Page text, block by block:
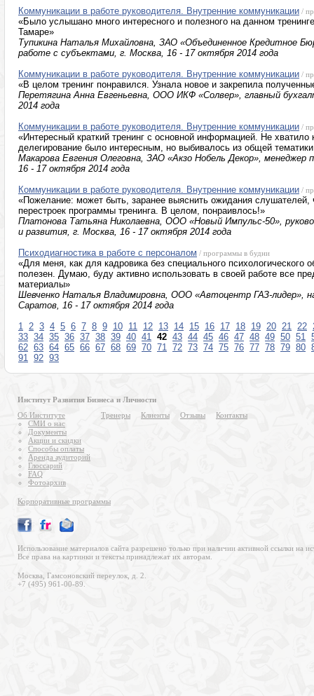
Коммуникации в работе руководителя. Внутренние коммуникации /
«Было услышано много интересного и полезного на данном
Тамаре»
Тупикина Наталья Михайловна, ЗАО «Объединенное Кредитное
работе с субъектами, г. Москва, 16 - 17 октября 2014 года
Коммуникации в работе руководителя. Внутренние коммуникации /
«В целом тренинг понравился. Узнала новое и закрепила
Перетягина Анна Евгеньевна, ООО ИКФ «Солвер», главный
2014 года
Коммуникации в работе руководителя. Внутренние коммуникации /
«Интересный краткий тренинг с основной информацией. Не хватило
делегирование было интересным, но выбивалось из общей
Макарова Евгения Олеговна, ЗАО «Акзо Нобель Декор», менеджер
16 - 17 октября 2014 года
Коммуникации в работе руководителя. Внутренние коммуникации /
«Пожелание: может быть, заранее выяснить ожидания
перестроек программы тренинга. В целом, понраивлось!»
Платонова Татьяна Николаевна, ООО «Новый Импульс-50»,
и развития, г. Москва, 16 - 17 октября 2014 года
Психодиагностика в работе с персоналом / программы в будни
«Для меня, как для кадровика без специального психологического
полезен. Думаю, буду активно использовать в своей работе все
материалы»
Шевченко Наталья Владимировна, ООО «Автоцентр ГАЗ-лидер»,
Саратов, 16 - 17 октября 2014 года
1 2 3 4 5 6 7 8 9 10 11 12 13 14 15 16 17 18 19 20 21 22
33 34 35 36 37 38 39 40 41 42 43 44 45 46 47 48 49 50 51
62 63 64 65 66 67 68 69 70 71 72 73 74 75 76 77 78 79 80
91 92 93
Институт Развития Бизнеса и Личности
Об Институте
СМИ о нас
Документы
Акции и скидки
Способы оплаты
Аренда аудиторий
Глоссарий
FAQ
Фотоархив
Тренеры Клиенты Отзывы Контакты
Корпоративные программы
Использование материалов сайта разрешено только при наличии активной ссылки на
Все права на картинки и тексты принадлежат их авторам.
Москва, Гамсоновский переулок, д. 2.
+7 (495) 961-00-89.